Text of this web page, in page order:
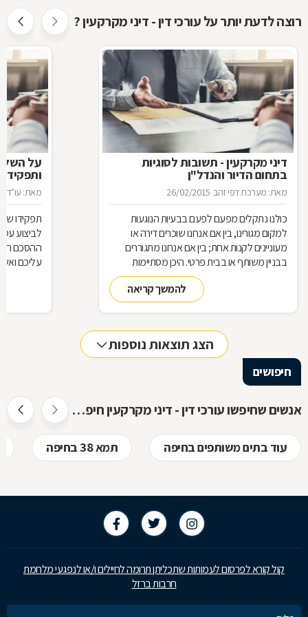
נשכח !!! ציפי זוגתי מצטרפת לתחושותיי ואנו
מאחלים לך המשך עשייה פורחת, הצלחות רבות
ובעיקר בריאות.
רוצה לדעת יותר על עורכי דין - דיני מקרקעין ?
דיני מקרקעין - תשובות לסוגיות
בתחום הדיור והנדל"ן
מאת: מערכת דפי זהב 26/02/2015
כולנו נתקלים מפעם לפעם בבעיות הנוגעות
למקום מגורינו, בין אם אנחנו שוכרים דירה או
מעוניינים לקנות אחת; בין אם אנחנו מתגוררים
בבניין משותף או בבית פרטי. היכן מסתיימות
זכויותינו ביחס לשכנינו? מה אומר החוק בקשר
לחריגות בנייה? האם בניית ממ"ד מחייבת את כל
הדיירים וכו'. כדי לקבל מושג בנוגע למעמדנו
המקרקעין, ריכזנו שאלות שנשאלו בפורום
מקרקעין, ואשר נענו ע"י עו"ד אילן קרייטר
להמשך קריאה
מאת: עו"ד
תפקידו
ההסכם
עליכם
הצג תוצאות נוספות
חיפושים
אנשים שחיפשו עורכי דין - דיני מקרקעין חיפשו גם
עוד בתים משותפים בחיפה תמא 38 בחיפה
קול קורא לפרסום לעמותות שתכליתן תרומה לחיילים ו/או לנפגעי מלחמת
חרבות ברזל